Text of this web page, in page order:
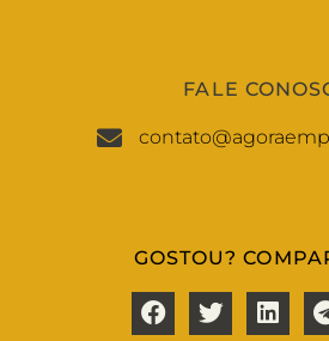
FALE
GOSTOU?